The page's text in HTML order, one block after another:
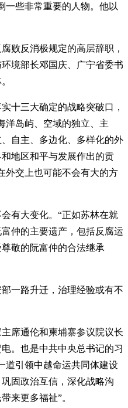
一些非常重要的人物。他以
败反消极规定的高层辞职，
境部长邓国庆、广宁省委书
十三大确定的战略突破口，
洋岛屿、空域的独立、主
自主、多边化、多样化的外
地区和平与发展作出的贡
外交上也可能不会有大的方
有大变化。“正如苏林在就
仲的主要遗产，包括反腐运
敬的阮富仲的合法继承
一路升迁，治理经验或有不
席通伦和柬埔寨参议院议长
。也是中共中央总书记的习
道引领中越命运共同体建设
固政治互信，深化战略沟
来更多福祉”。